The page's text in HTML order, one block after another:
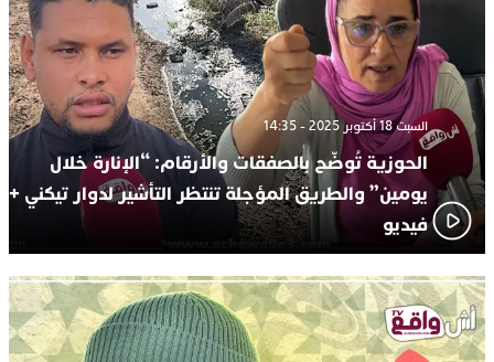
السبت 18 أكتوبر 2025 - 14:35
الحوزية تُوضّح بالصفقات والأرقام: “الإنارة خلال
يومين” والطريق المؤجلة تنتظر التأشير لدوار تيكني +
فيديو